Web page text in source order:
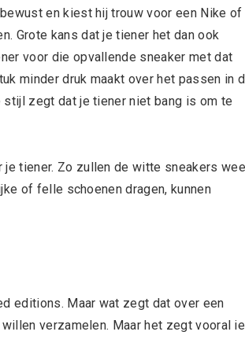
en kiest hij trouw voor een Nike of
Grote kans dat je tiener het dan ook
voor die opvallende sneaker met dat
minder druk maakt over het passen in
zegt dat je tiener niet bang is om te
tiener. Zo zullen de witte sneakers
of felle schoenen dragen, kunnen
editions. Maar wat zegt dat over een
verzamelen. Maar het zegt vooral